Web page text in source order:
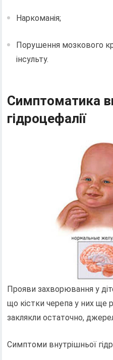
Наркоманія;
Порушення мозкового
інсульту.
Симптоматика
гідроцефалії
Прояви захворювання у
що кістки черепа у них ще
заклякли остаточно,
Симптоми внутрішньої